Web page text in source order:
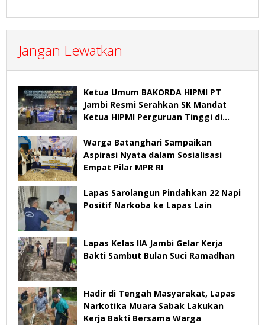
Jangan Lewatkan
Ketua Umum BAKORDA HIPMI PT
Jambi Resmi Serahkan SK Mandat
Ketua HIPMI Perguruan Tinggi di
Warga Batanghari Sampaikan
Aspirasi Nyata dalam Sosialisasi
Empat Pilar MPR RI
Lapas Sarolangun Pindahkan 22 Napi
Positif Narkoba ke Lapas Lain
Lapas Kelas IIA Jambi Gelar Kerja
Bakti Sambut Bulan Suci Ramadhan
Hadir di Tengah Masyarakat, Lapas
Narkotika Muara Sabak Lakukan
Kerja Bakti Bersama Warga